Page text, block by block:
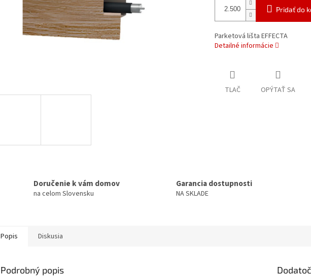
Pridať do
Parketová lišta EFFECTA
Detailné informácie
TLAČ OPÝTAŤ SA
Doručenie k vám domov
na celom Slovensku
Garancia dostupnosti
NA SKLADE
Popis Diskusia
Podrobný popis